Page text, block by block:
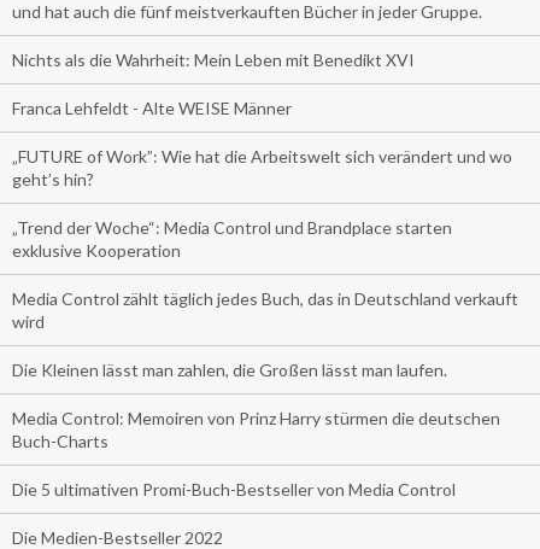
und hat auch die fünf meistverkauften Bücher in jeder Gruppe.
Nichts als die Wahrheit: Mein Leben mit Benedikt XVI
Franca Lehfeldt - Alte WEISE Männer
„FUTURE of Work”: Wie hat die Arbeitswelt sich verändert und wo
geht’s hin?
„Trend der Woche“: Media Control und Brandplace starten
exklusive Kooperation
Media Control zählt täglich jedes Buch, das in Deutschland verkauft
wird
Die Kleinen lässt man zahlen, die Großen lässt man laufen.
Media Control: Memoiren von Prinz Harry stürmen die deutschen
Buch-Charts
Die 5 ultimativen Promi-Buch-Bestseller von Media Control
Die Medien-Bestseller 2022